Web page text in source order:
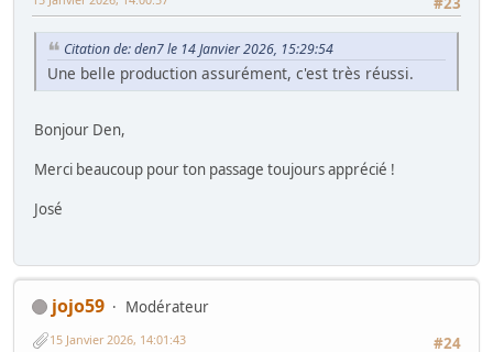
Citation de: den7 le 14 Janvier 2026, 15:29:54
Une belle production assurément, c'est très réussi.
Bonjour Den,
Merci beaucoup pour ton passage toujours apprécié !
José
jojo59
Modérateur
#24
15 Janvier 2026, 14:01:43